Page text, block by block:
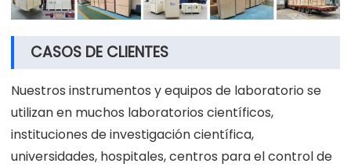
CASOS DE CLIENTES
Nuestros instrumentos y equipos de laboratorio se
utilizan en muchos laboratorios científicos,
instituciones de investigación científica,
universidades, hospitales, centros para el control de